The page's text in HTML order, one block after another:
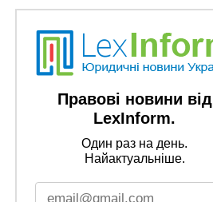
Правові новини від
LexInform.
Один раз на день.
Найактуальніше.